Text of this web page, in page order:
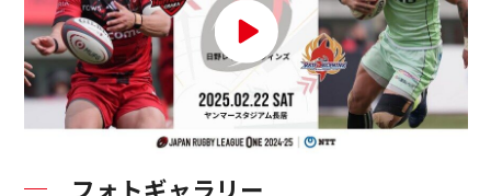
フォトギャラリー